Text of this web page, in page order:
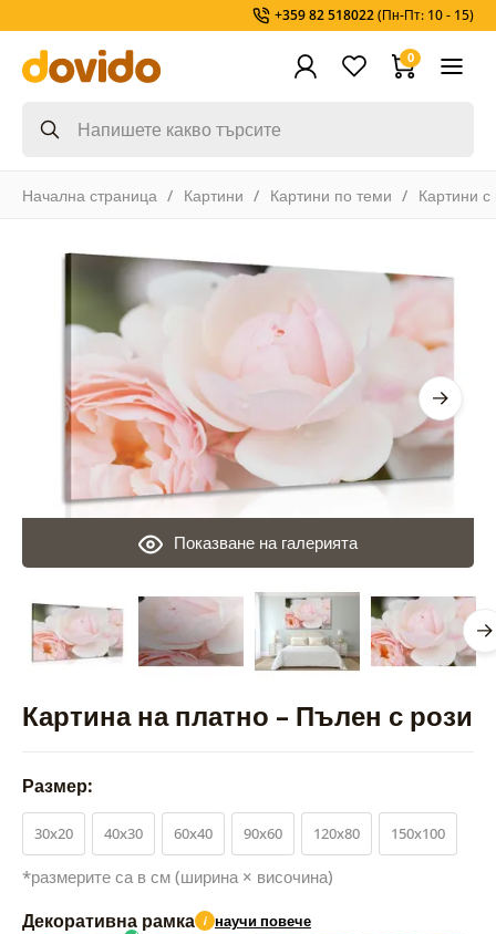
+359 82 518022(Пн-Пт: 10 - 15)
0
Начална страница Картини Картини по теми Картини с
Картина на платно – Пълен с рози
Показване на галерията
Размер:
30x20 40x30 60x40 90x60 120x80 150x100
*размерите са в см (ширина × височина)
Декоративна рамка i научи повече